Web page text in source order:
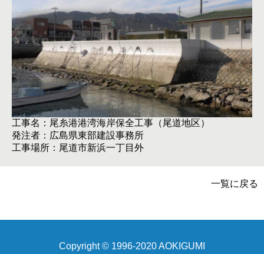
工事名：尾糸港港湾海岸保全工事（尾道地区）
発注者：広島県東部建設事務所
工事場所：尾道市新浜一丁目外
一覧に戻る
Copyright © 1996-2020 AOKIGUMI